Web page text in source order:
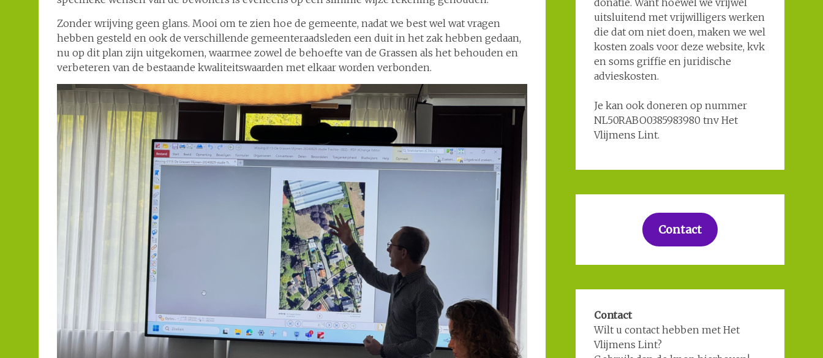
Zonder wrijving geen glans. Mooi om te zien hoe de gemeente, nadat we best wel wat vragen
hebben gesteld en ook de verschillende gemeenteraadsleden een duit in het zak hebben gedaan,
nu op dit plan zijn uitgekomen, waarmee zowel de behoefte van de Grassen als het behouden en
verbeteren van de bestaande kwaliteitswaarden met elkaar worden verbonden.
donatie. Want hoewel we vrijwel
uitsluitend met vrijwilligers werken
die dat om niet doen, maken we wel
kosten zoals voor deze website, kvk
en soms griffie en juridische
advieskosten.
Je kan ook doneren op nummer
NL50RABO0385983980 tnv Het
Vlijmens Lint.
Contact
Contact
Wilt u contact hebben met Het
Vlijmens Lint?